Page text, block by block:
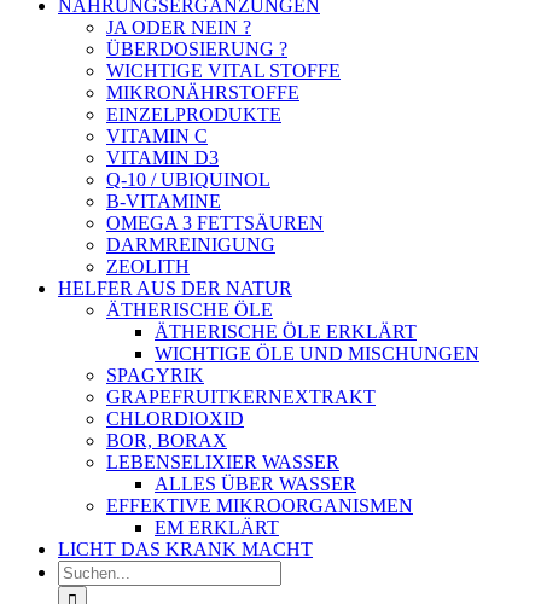
NAHRUNGSERGÄNZUNGEN
JA ODER NEIN ?
ÜBERDOSIERUNG ?
WICHTIGE VITAL STOFFE
MIKRONÄHRSTOFFE
EINZELPRODUKTE
VITAMIN C
VITAMIN D3
Q-10 / UBIQUINOL
B-VITAMINE
OMEGA 3 FETTSÄUREN
DARMREINIGUNG
ZEOLITH
HELFER AUS DER NATUR
ÄTHERISCHE ÖLE
ÄTHERISCHE ÖLE ERKLÄRT
WICHTIGE ÖLE UND MISCHUNGEN
SPAGYRIK
GRAPEFRUITKERNEXTRAKT
CHLORDIOXID
BOR, BORAX
LEBENSELIXIER WASSER
ALLES ÜBER WASSER
EFFEKTIVE MIKROORGANISMEN
EM ERKLÄRT
LICHT DAS KRANK MACHT
Suche
nach: